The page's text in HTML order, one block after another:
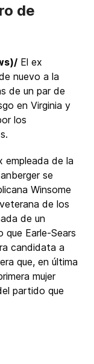
de
El ex
nuevo a la
de un par de
en Virginia y
los
empleada de la
se
Winsome
de los
de un
que Earle-Sears
candidata a
que, en última
mujer
partido que